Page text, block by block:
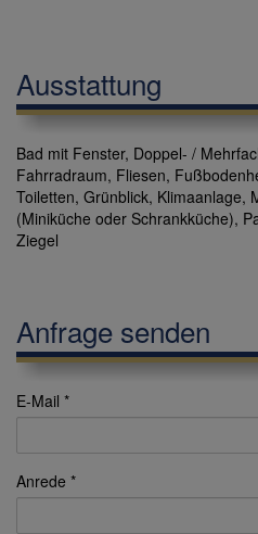
Ausstattung
Bad mit Fenster Doppel- /
Fahrradraum Fliesen
Toiletten Grünblick Klimaanlage
(Miniküche oder Schrankküche)
Ziegel
Anfrage senden
E-Mail
Anrede